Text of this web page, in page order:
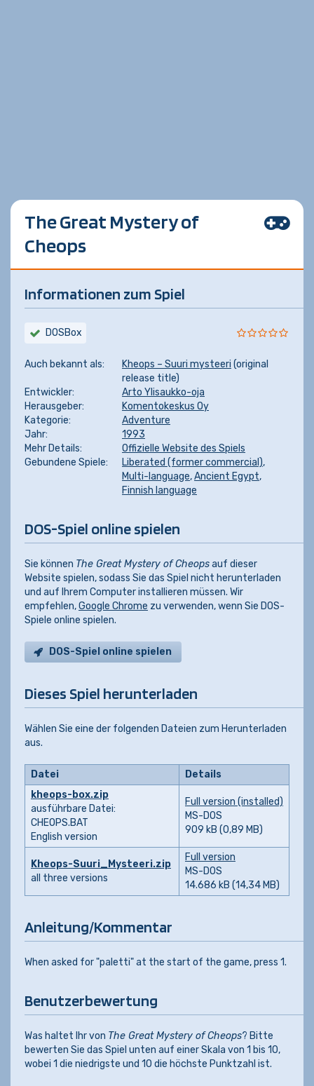
The Great Mystery of
Cheops
Informationen zum Spiel
DOSBox
Auch bekannt als: Kheops – Suuri mysteeri (original
release title)
Entwickler:
Arto Ylisaukko-oja
Herausgeber:
Komentokeskus Oy
Kategorie:
Adventure
Jahr:
1993
Mehr Details:
Offizielle Website des Spiels
Gebundene Spiele:
Liberated (former commercial),
Multi-language,Ancient Egypt,
Finnish language
DOS-Spiel online spielen
Sie können The Great Mystery of Cheopsauf dieser
Website spielen, sodass Sie das Spiel nicht herunterladen
und auf Ihrem Computer installieren müssen. Wir
empfehlen,Google Chrome zu verwenden, wenn Sie DOS-
Spiele online spielen.
DOS-Spiel online spielen
Dieses Spiel herunterladen
Wählen Sie eine der folgenden Dateien zum Herunterladen
aus.
Datei
Details
kheops-box.zip
ausführbare Datei:
CHEOPS.BAT
English version
Full version (installed)
MS-DOS
909 kB (0,89 MB)
Kheops-Suuri_Mysteeri.zip
all three versions
Full version
MS-DOS
14.686 kB (14,34 MB)
Anleitung/Kommentar
When asked for "paletti" at the start of the game, press 1.
Benutzerbewertung
Was haltet Ihr von The Great Mystery of Cheops? Bitte
bewerten Sie das Spiel unten auf einer Skala von 1 bis 10,
wobei 1 die niedrigste und 10 die höchste Punktzahl ist.